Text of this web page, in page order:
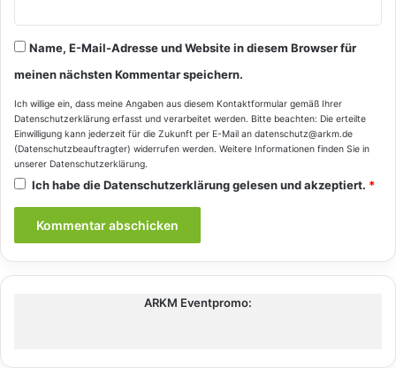
Name, E-Mail-Adresse und Website in diesem Browser für
meinen nächsten Kommentar speichern.
Ich willige ein, dass meine Angaben aus diesem Kontaktformular gemäß Ihrer
Datenschutzerklärung erfasst und verarbeitet werden. Bitte beachten: Die erteilte
Einwilligung kann jederzeit für die Zukunft per E-Mail an datenschutz@arkm.de
(Datenschutzbeauftragter) widerrufen werden. Weitere Informationen finden Sie in
unserer Datenschutzerklärung.
Ich habe dieDatenschutzerklärunggelesen und akzeptiert. *
ARKM Eventpromo: